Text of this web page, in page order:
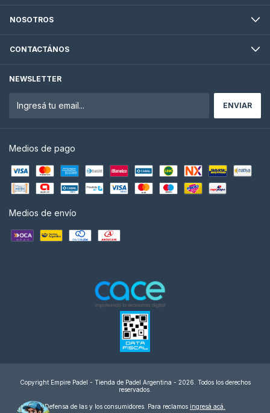
NOSOTROS
CONTACTÁNOS
NEWSLETTER
Medios de pago
Medios de envío
Copyright Empire Padel - Tienda de Padel Argentina - 2026. Todos los derechos
reservados.
Defensa de las y los consumidores. Para reclamos ingresá acá.